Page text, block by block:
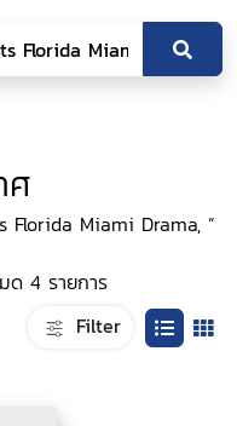
ศ
Florida Miami Drama, ”
ด 4 รายการ
Filter